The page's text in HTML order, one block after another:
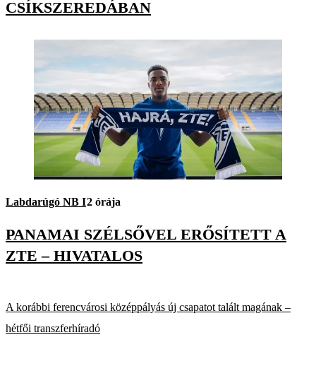
CSÍKSZEREDÁBAN
Labdarúgó NB I2 órája
PANAMAI SZÉLSŐVEL ERŐSÍTETT A
ZTE – HIVATALOS
A korábbi ferencvárosi középpályás új csapatot talált magának –
hétfői transzferhíradó